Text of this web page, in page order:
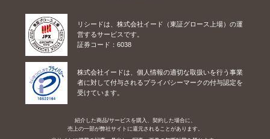
リシードは、株式会社イード（東証グロース上場）の運
営するサービスです。
証券コード：6038
株式会社イードは、個人情報の適切な取扱いを行う事業
者に対して付与されるプライバシーマークの付与認定を
受けています。
紹介した商品/サービスを購入、契約した場合に、
売上の一部が弊社サイトに還元されることがあります。